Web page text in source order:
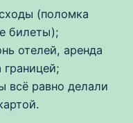
(поломка
билеты);
отелей, аренда
границей;
всё равно делали